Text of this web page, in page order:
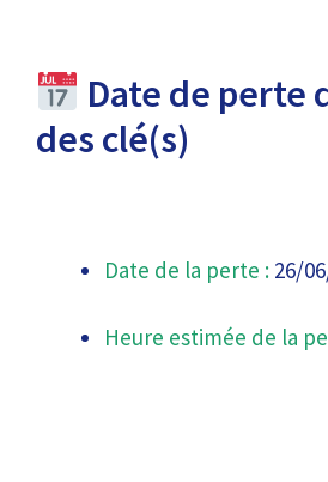
Date de perte
des clé(s)
Date de la perte : 26/
Heure estimée de la